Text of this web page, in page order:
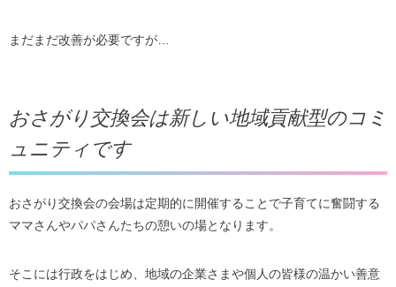
まだまだ改善が必要ですが…
おさがり交換会は新しい地域貢献型のコミ
ュニティです
おさがり交換会の会場は定期的に開催することで子育てに奮闘する
ママさんやパパさんたちの憩いの場となります。
そこには行政をはじめ、地域の企業さまや個人の皆様の温かい善意